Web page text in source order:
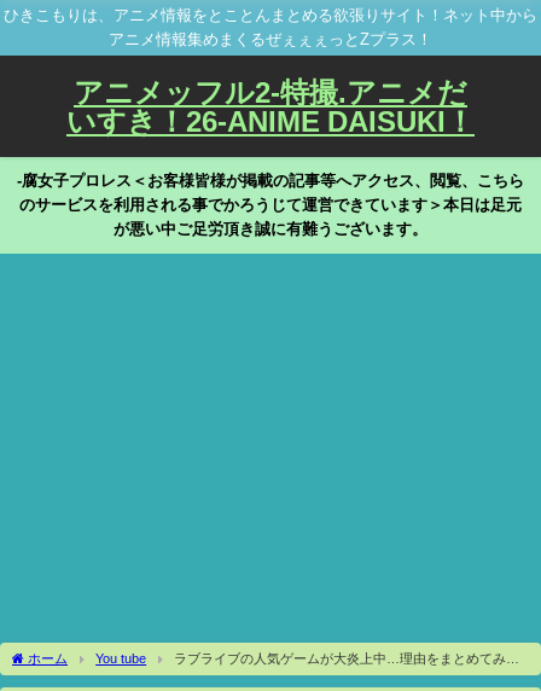
ひきこもりは、アニメ情報をとことんまとめる欲張りサイト！ネット中から
アニメ情報集めまくるぜぇぇぇっとZプラス！
アニメッフル2-特撮.アニメだ
いすき！26-ANIME DAISUKI！
-腐女子プロレス＜お客様皆様が掲載の記事等へアクセス、閲覧、こちら
のサービスを利用される事でかろうじて運営できています＞本日は足元
が悪い中ご足労頂き誠に有難うございます。
ホーム You tube
ラブライブの人気ゲームが大炎上中…理由をまとめてみた
【スクスタ20章炎上事件】